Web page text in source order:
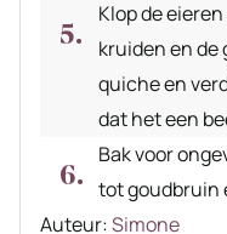
Klop de
kruiden en de
quiche en
dat het een
Bak voor
tot goudbruin
Auteur
Auteur:Simone